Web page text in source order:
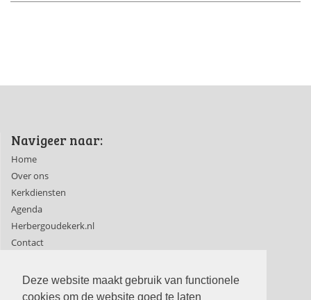
Deze website maakt gebruik van functionele
cookies om de website goed te laten
Navigeer naar:
Home
Over ons
Kerkdiensten
Agenda
Herbergoudekerk.nl
Contact